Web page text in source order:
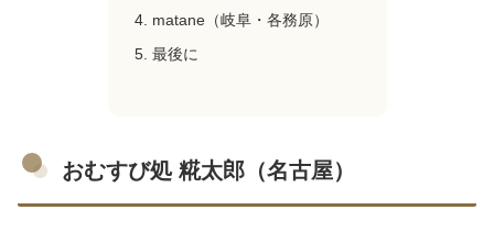
matane（岐阜・各務原）
最後に
おむすび処 糀太郎（名古屋）